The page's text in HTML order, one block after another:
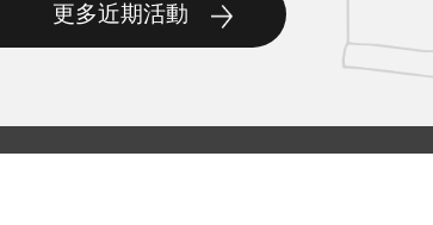
更多近期活動